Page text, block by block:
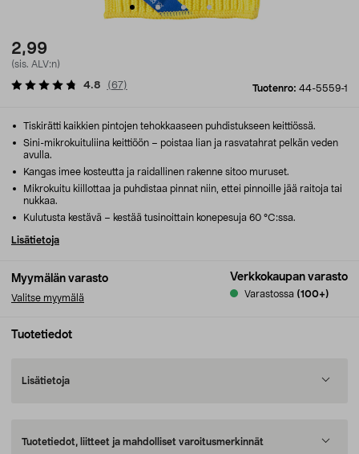
2,99
(sis. ALV:n)
Tuotenro: 44-5559-1
4.8 (67)
Myymälän varasto
Valitse myymälä
Verkkokaupan varasto
Varastossa (100+)
Tiskirätti kaikkien pintojen tehokkaaseen puhdistukseen keittiössä.
Sini-mikrokuituliina keittiöön – poistaa lian ja rasvatahrat pelkän veden
avulla.
Kangas imee kosteutta ja raidallinen rakenne sitoo muruset.
Mikrokuitu kiillottaa ja puhdistaa pinnat niin, ettei pinnoille jää raitoja tai
nukkaa.
Kulutusta kestävä – kestää tusinoittain konepesuja 60 °C:ssa.
Lisätietoja
Tuotetiedot
Lisätietoja
Tuotetiedot, liitteet ja mahdolliset varoitusmerkinnät